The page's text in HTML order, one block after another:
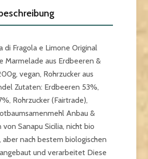
di Fragola e Limone Original
Marmelade aus Erdbeeren &
vegan, Rohrzucker aus
Zutaten: Erdbeeren 53%,
Rohrzucker (Fairtrade),
Anbau &
von Sanapu Sicilia, nicht bio
nach bestem biologischen
und verarbeitet Diese